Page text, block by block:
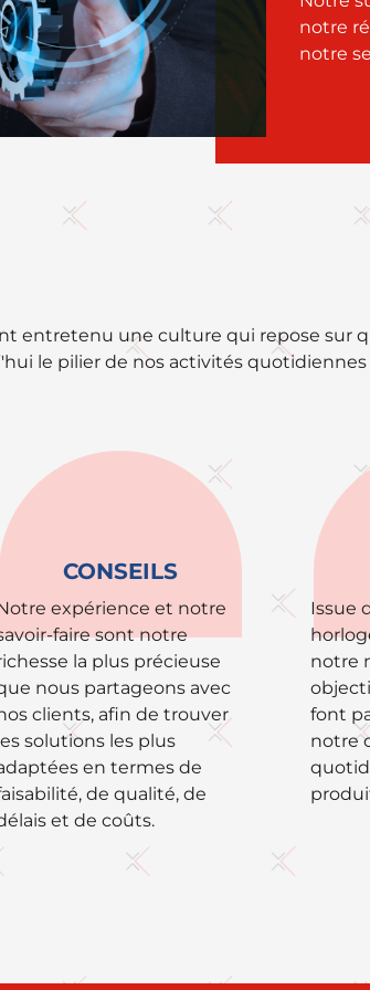
notre
notre
entretenu une culture qui repose sur
le pilier de nos activités
CONSEILS
expérience et notre
faire sont notre
la plus précieuse
nous partageons avec
clients, afin de trouver
les solutions les plus
en termes de
de qualité, de
et de coûts.
Issue
notre
font
notre